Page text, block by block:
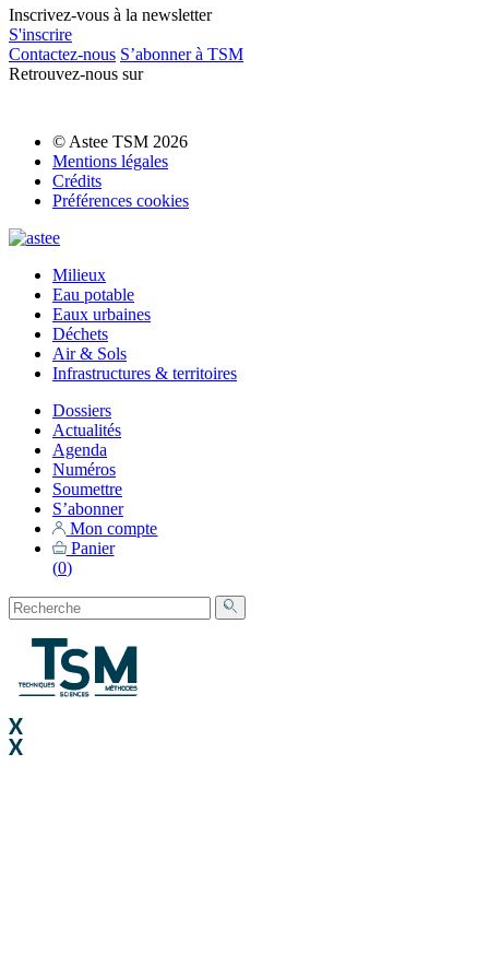
Inscrivez-vous à la newsletter
S'inscrire
Contactez-nous S’abonner à TSM
Retrouvez-nous sur
© Astee TSM 2026
Mentions légales
Crédits
Préférences cookies
Milieux
Eau potable
Eaux urbaines
Déchets
Air & Sols
Infrastructures & territoires
Dossiers
Actualités
Agenda
Numéros
Soumettre
S’abonner
Mon compte
Panier
(0)